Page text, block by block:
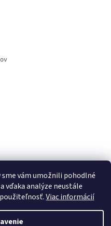
sme vám umožnili pohodlné
vďaka analýze neustále
Viac informácií
Shoptet
. Všetky práva vyhradené.